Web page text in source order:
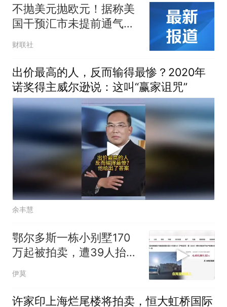
不抛美元抛欧元！据称美
国干预汇市未提前通气，
欧洲央行措手不及
财联社
出价最高的人，反而输得最惨？2020年
诺奖得主威尔逊说：这叫“赢家诅咒”
余丰慧
鄂尔多斯一栋小别墅170
万起被拍卖，遭39人抬价
299次后4
伊莫
许家印上海烂尾楼将拍卖，恒大虹桥国际